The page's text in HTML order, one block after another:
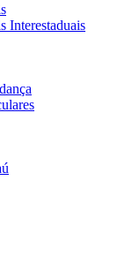
Interestaduais